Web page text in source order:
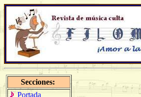
Secciones:
Portada